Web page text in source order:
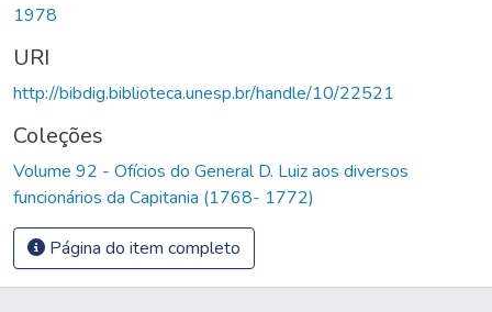
1978
URI
http://bibdig.biblioteca.unesp.br/handle/10/22521
Coleções
Volume 92 - Ofícios do General D. Luiz aos diversos
funcionários da Capitania (1768- 1772)
Página do item completo